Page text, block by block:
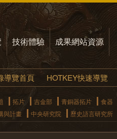
技術體驗 成果網站資源
導覽首頁 HOTKEY快速導覽
拓片 吉金部 青銅器拓片
食器
與計畫 中央研究院 歷史語言研究所